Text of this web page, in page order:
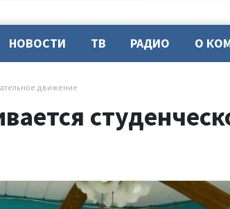
НОВОСТИ ТВ РАДИО О
движение